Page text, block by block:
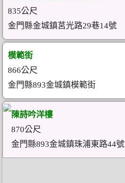
835公尺
金門縣金城鎮莒光路29巷14號
模範街
866公尺
金門縣893金城鎮模範街
陳詩吟洋樓
870公尺
金門縣893金城鎮珠浦東路44號